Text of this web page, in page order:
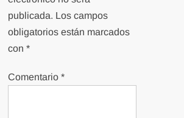
publicada. Los campos
obligatorios están marcados
con*
Comentario*